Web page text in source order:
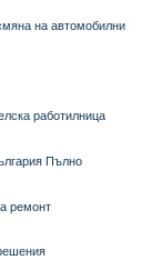
на автомобилни
работилница
Пълно
ремонт